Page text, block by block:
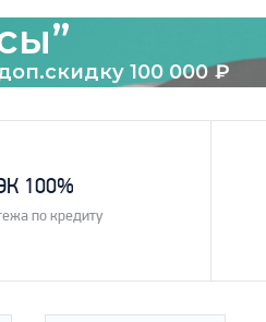
100 000₽
100%
по кредиту